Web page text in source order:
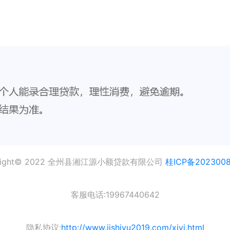
2022 全州县湘江源小额贷款有限公司 桂ICP备
客服电话:19967440642
隐私协议:http://www.jishiyu2019.com/xiyi.html